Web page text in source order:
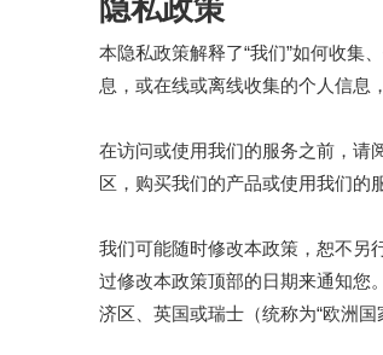
隐私政策
本隐私政策解释了“我们”如何收集
息，或在线或离线收集的个人信息
在访问或使用我们的服务之前，请
区，购买我们的产品或使用我们的
我们可能随时修改本政策，恕不另
过修改本政策顶部的日期来通知您
济区、英国或瑞士（统称为“欧洲